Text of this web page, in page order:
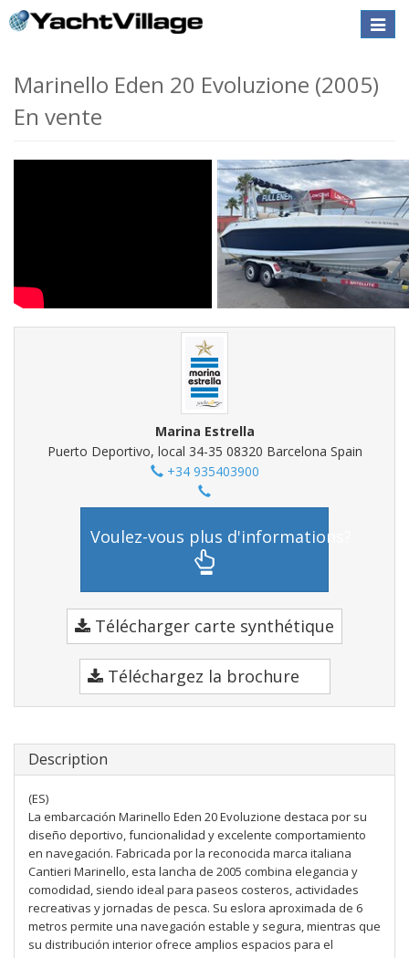
Toggle
Marinello Eden 20 Evoluzione (2005)
En vente
Marina Estrella
Puerto Deportivo, local 34-35 08320 Barcelona Spain
+34 935403900
Voulez-vous plus d'informations?
Télécharger carte synthétique
Téléchargez la brochure
Description
(ES)
La embarcación Marinello Eden 20 Evoluzione destaca por su
diseño deportivo, funcionalidad y excelente comportamiento
en navegación. Fabricada por la reconocida marca italiana
Cantieri Marinello, esta lancha de 2005 combina elegancia y
comodidad, siendo ideal para paseos costeros, actividades
recreativas y jornadas de pesca. Su eslora aproximada de 6
metros permite una navegación estable y segura, mientras que
su distribución interior ofrece amplios espacios para el